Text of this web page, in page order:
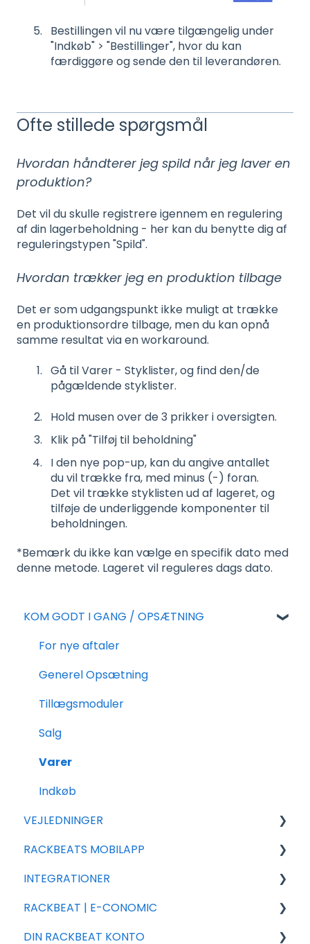
Bestillingen vil nu være tilgængelig under
"Indkøb" > "Bestillinger", hvor du kan
færdiggøre og sende den til leverandøren.
Ofte stillede spørgsmål
Hvordan håndterer jeg spild når jeg laver en
produktion?
Det vil du skulle registrere igennem en regulering
af din lagerbeholdning - her kan du benytte dig af
reguleringstypen "Spild".
Hvordan trækker jeg en produktion tilbage
Det er som udgangspunkt ikke muligt at trække
en produktionsordre tilbage, men du kan opnå
samme resultat via en workaround.
Gå til Varer - Styklister, og find den/de
pågældende styklister.
Hold musen over de 3 prikker i oversigten.
Klik på "Tilføj til beholdning"
I den nye pop-up, kan du angive antallet
du vil trække fra, med minus (-) foran.
Det vil trække styklisten ud af lageret, og
tilføje de underliggende komponenter til
beholdningen.
*Bemærk du ikke kan vælge en specifik dato med
denne metode. Lageret vil reguleres dags dato.
KOM GODT I GANG / OPSÆTNING
For nye aftaler
Generel Opsætning
Tillægsmoduler
Salg
Varer
Indkøb
VEJLEDNINGER
Eksport
Import
Rackbeat
Rapportering
RACKBEATS MOBILAPP
Salg
INTEGRATIONER
Integrations partnere
Shopify
RACKBEAT | E-CONOMIC
Fejlsøgning
DIN RACKBEAT KONTO